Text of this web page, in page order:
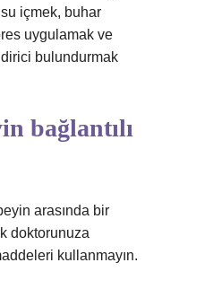
içmek, buhar
uygulamak ve
bulundurmak
bağlantılı
arasında bir
doktorunuza
kullanmayın.